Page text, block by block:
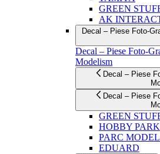
GREEN
AK
Decal – Piese Foto-
Decal – Piese Foto-
Modelism
Decal – Piese Foto-Gravate și Zimmerit
Decal – Piese Foto-Gravate și Zimmerit
GREEN
HOBBY PARK
PARC
EDUARD